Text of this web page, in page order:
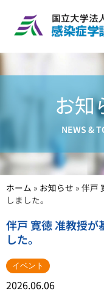
お知
NEWS &
ホーム » お知らせ » 伴戸
しました。
伴戸 寛徳 准教授が
した。
イベント
2026.06.06